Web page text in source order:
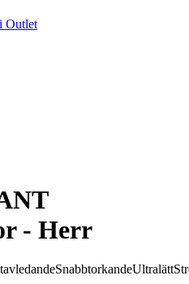
Outlet
- Herr
SnabbtorkandeUltralätt